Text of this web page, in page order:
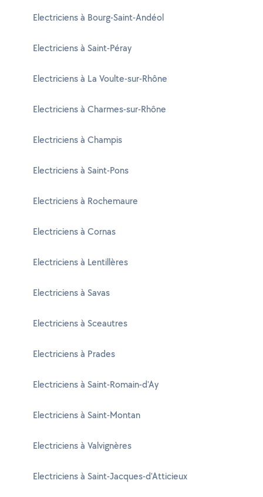
Electriciens à Bourg-Saint-Andéol
Electriciens à Saint-Péray
Electriciens à La Voulte-sur-Rhône
Electriciens à Charmes-sur-Rhône
Electriciens à Champis
Electriciens à Saint-Pons
Electriciens à Rochemaure
Electriciens à Cornas
Electriciens à Lentillères
Electriciens à Savas
Electriciens à Sceautres
Electriciens à Prades
Electriciens à Saint-Romain-d'Ay
Electriciens à Saint-Montan
Electriciens à Valvignères
Electriciens à Saint-Jacques-d'Atticieux